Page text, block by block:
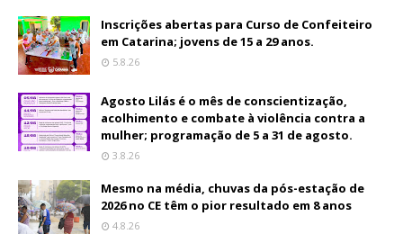
Inscrições abertas para Curso de Confeiteiro
em Catarina; jovens de 15 a 29 anos.
5.8.26
Agosto Lilás é o mês de conscientização,
acolhimento e combate à violência contra a
mulher; programação de 5 a 31 de agosto.
3.8.26
Mesmo na média, chuvas da pós-estação de
2026 no CE têm o pior resultado em 8 anos
4.8.26